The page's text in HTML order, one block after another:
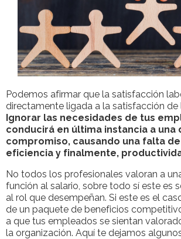
Podemos afirmar que la satisfacción
directamente ligada a la satisfacción de
Ignorar las necesidades de tus
conducirá en última instancia a una
compromiso, causando una falta
eficiencia y finalmente,
No todos los profesionales valoran a
función al salario, sobre todo sí este es
al rol que desempeñan. Si este es el
de un paquete de beneficios
a que tus empleados se sientan
la organización. Aquí te dejamos